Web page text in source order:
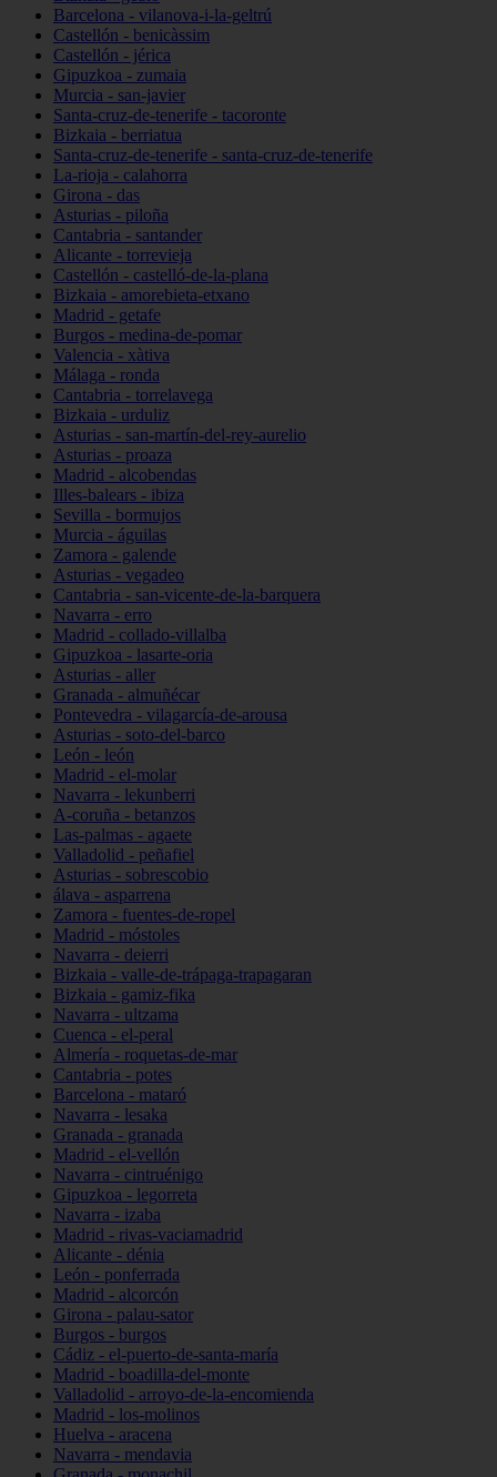
Barcelona - vilanova-i-la-geltrú
Castellón - benicàssim
Castellón - jérica
Gipuzkoa - zumaia
Murcia - san-javier
Santa-cruz-de-tenerife - tacoronte
Bizkaia - berriatua
Santa-cruz-de-tenerife - santa-cruz-de-tenerife
La-rioja - calahorra
Girona - das
Asturias - piloña
Cantabria - santander
Alicante - torrevieja
Castellón - castelló-de-la-plana
Bizkaia - amorebieta-etxano
Madrid - getafe
Burgos - medina-de-pomar
Valencia - xàtiva
Málaga - ronda
Cantabria - torrelavega
Bizkaia - urduliz
Asturias - san-martín-del-rey-aurelio
Asturias - proaza
Madrid - alcobendas
Illes-balears - ibiza
Sevilla - bormujos
Murcia - águilas
Zamora - galende
Asturias - vegadeo
Cantabria - san-vicente-de-la-barquera
Navarra - erro
Madrid - collado-villalba
Gipuzkoa - lasarte-oria
Asturias - aller
Granada - almuñécar
Pontevedra - vilagarcía-de-arousa
Asturias - soto-del-barco
León - león
Madrid - el-molar
Navarra - lekunberri
A-coruña - betanzos
Las-palmas - agaete
Valladolid - peñafiel
Asturias - sobrescobio
álava - asparrena
Zamora - fuentes-de-ropel
Madrid - móstoles
Navarra - deierri
Bizkaia - valle-de-trápaga-trapagaran
Bizkaia - gamiz-fika
Navarra - ultzama
Cuenca - el-peral
Almería - roquetas-de-mar
Cantabria - potes
Barcelona - mataró
Navarra - lesaka
Granada - granada
Madrid - el-vellón
Navarra - cintruénigo
Gipuzkoa - legorreta
Navarra - izaba
Madrid - rivas-vaciamadrid
Alicante - dénia
León - ponferrada
Madrid - alcorcón
Girona - palau-sator
Burgos - burgos
Cádiz - el-puerto-de-santa-maría
Madrid - boadilla-del-monte
Valladolid - arroyo-de-la-encomienda
Madrid - los-molinos
Huelva - aracena
Navarra - mendavia